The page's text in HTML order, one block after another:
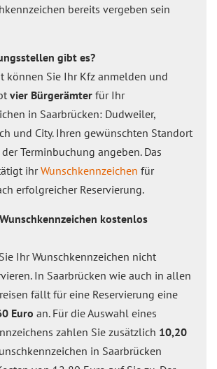
bereits vergeben sein
gibt es?
können Sie Ihr Kfz anmelden und
vier Bürgerämter für Ihr
in Saarbrücken: Dudweiler,
und City. Ihren gewünschten Standort
Terminbuchung angeben. Das
ihrWunschkennzeichen für
erfolgreicher Reservierung.
kostenlos
Ihr Wunschkennzeichen nicht
In Saarbrücken wie auch in allen
fällt für eine Reservierung eine
Euro an. Für die Auswahl eines
zahlen Sie zusätzlich 10,20
in Saarbrücken